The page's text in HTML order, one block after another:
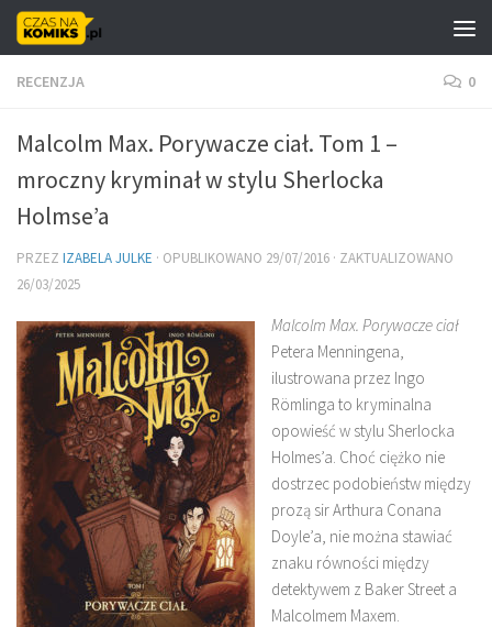
Skip to content
RECENZJA 0
Malcolm Max. Porywacze ciał. Tom 1 –
mroczny kryminał w stylu Sherlocka
Holmse’a
PRZEZ IZABELA JULKE · OPUBLIKOWANO 29/07/2016 · ZAKTUALIZOWANO
26/03/2025
Malcolm Max. Porywacze ciał
Petera Menningena,
ilustrowana przez Ingo
Römlinga to kryminalna
opowieść w stylu Sherlocka
Holmes’a. Choć ciężko nie
dostrzec podobieństw między
prozą sir Arthura Conana
Doyle’a, nie można stawiać
znaku równości między
detektywem z Baker Street a
Malcolmem Maxem.